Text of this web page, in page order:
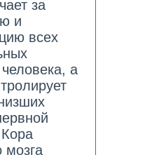
за
и
всех
а
мозга